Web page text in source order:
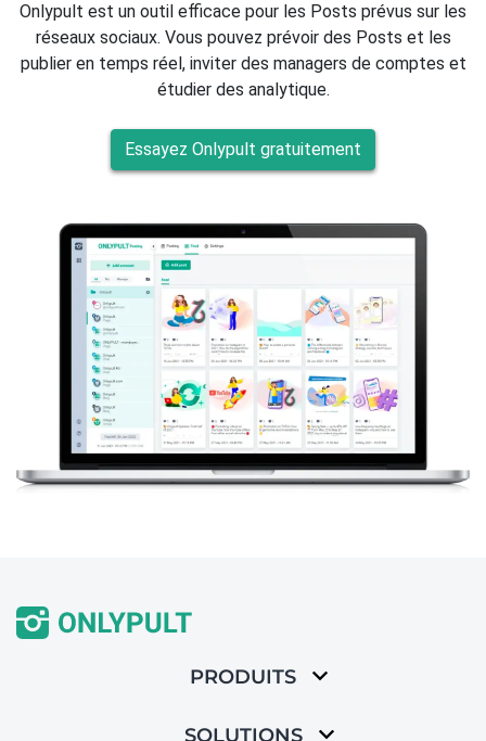
Onlypult est un outil efficace pour les Posts prévus sur les
réseaux sociaux. Vous pouvez prévoir des Posts et les
publier en temps réel, inviter des managers de comptes et
étudier des analytique.
Essayez Onlypult gratuitement
PRODUITS
SOLUTIONS